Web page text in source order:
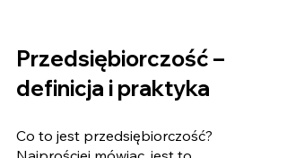
Przedsiębiorczość –
definicja i praktyka
Co to jest przedsiębiorczość?